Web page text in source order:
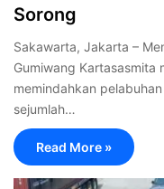
Sorong
Sakawarta, Jakarta –
Gumiwang Kartasasmita
memindahkan
sejumlah…
Read More »